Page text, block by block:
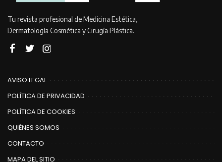
Tu revista profesional de Medicina Estética,
Dermatología Cosmética y Cirugía Plástica.
AVISO LEGAL
POLÍTICA DE PRIVACIDAD
POLÍTICA DE COOKIES
QUIÉNES SOMOS
CONTACTO
MAPA DEL SITIO